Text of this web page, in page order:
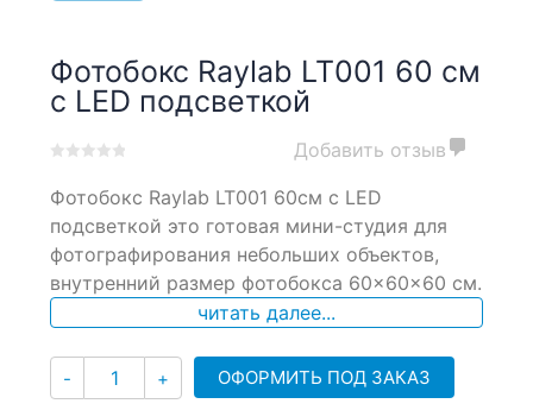
Фотобокс Raylab LT001 60 см
с LED подсветкой
out
based
on
customer
ratings
Добавить отзыв
Фотобокс Raylab LT001 60см с LED
подсветкой это готовая мини-студия для
фотографирования небольших объектов,
внутренний размер фотобокса 60×60×60 см.
читать далее...
- Количество
+ ОФОРМИТЬ ПОД ЗАКАЗ